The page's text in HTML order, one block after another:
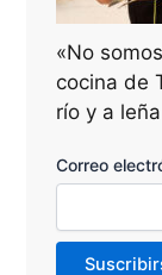
«No
cocina de
río y a
Correo